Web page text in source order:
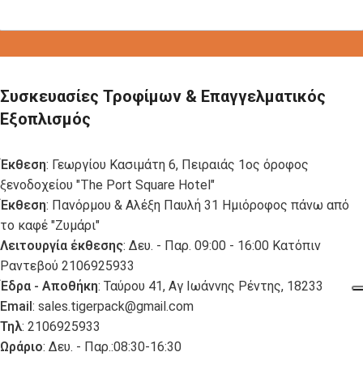
Συσκευασίες Τροφίμων & Επαγγελματικός
Εξοπλισμός
Έκθεση: Γεωργίου Κασιμάτη 6, Πειραιάς 1ος όροφος
ξενοδοχείου "The Port Square Hotel"
Έκθεση: Πανόρμου & Αλέξη Παυλή 31 Ημιόροφος πάνω από
το καφέ "Ζυμάρι"
Λειτουργία έκθεσης: Δευ. - Παρ. 09:00 - 16:00 Κατόπιν
Ραντεβού 2106925933
Έδρα - Αποθήκη: Ταύρου 41, Αγ Ιωάννης Ρέντης, 18233
Email : sales.tigerpack@gmail.com
Τηλ: 2106925933
Ωράριο: Δευ. - Παρ.:08:30-16:30